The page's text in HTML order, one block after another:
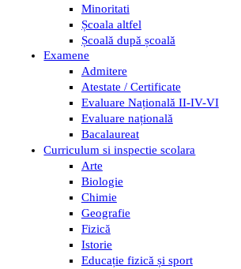
Minoritati
Școala altfel
Școală după școală
Examene
Admitere
Atestate / Certificate
Evaluare Națională II-IV-VI
Evaluare națională
Bacalaureat
Curriculum si inspectie scolara
Arte
Biologie
Chimie
Geografie
Fizică
Istorie
Educație fizică și sport